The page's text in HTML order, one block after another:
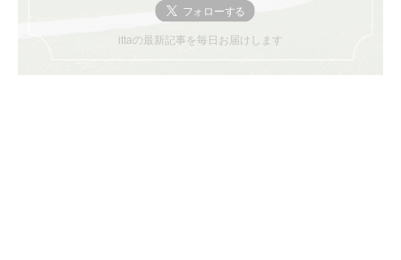
ittaの最新記事を毎日お届けします